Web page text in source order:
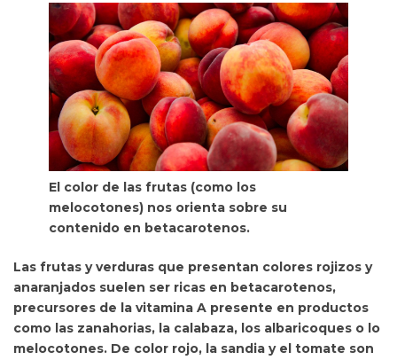
El color de las frutas (como los
melocotones) nos orienta sobre su
contenido en betacarotenos.
Las frutas y verduras que presentan colores rojizos y
anaranjados suelen ser ricas en betacarotenos,
precursores de la vitamina A presente en productos
como las zanahorias, la calabaza, los albaricoques o lo
melocotones. De color rojo, la sandia y el tomate son